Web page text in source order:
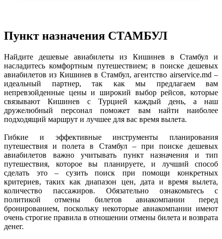
Пункт назначения СТАМБУЛ
Найдите дешевые авиабилеты из Кишинев в Стамбул и
насладитесь комфортным путешествием; в поиске дешевых
авиабилетов из Кишинев в Стамбул, агентство airservice.md –
идеальный партнер, так как мы предлагаем вам
непревзойденные цены и широкий выбор рейсов, которые
связывают Кишинев с Турцией каждый день, а наш
дружелюбный персонал поможет вам найти наиболее
подходящий маршрут и лучшее для вас время вылета.
Гибкие и эффективные инструменты планирования
путешествия и полета в Стамбул – при поиске дешевых
авиабилетов важно учитывать пункт назначения и тип
путешествия, которое вы планируете, и лучший способ
сделать это – сузить поиск при помощи конкретных
критериев, таких как диапазон цен, дата и время вылета,
количество пассажиров. Обязательно ознакомьтесь с
политикой отмены билетов авиакомпании перед
бронированием, поскольку некоторые авиакомпании имеют
очень строгие правила в отношении отмены билета и возврата
денег.